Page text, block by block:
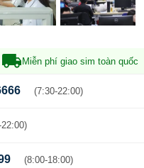
Miễn phí giao sim toàn quốc
(7:30-22:00)
(8:00-18:00)